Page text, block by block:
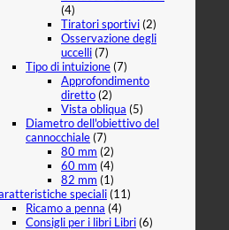
(4)
Tiratori sportivi(2)
Osservazione degli
uccelli(7)
Tipo di intuizione(7)
Approfondimento
diretto(2)
Vista obliqua (5)
Diametro dell'obiettivo del
cannocchiale(7)
80 mm (2)
60 mm (4)
82 mm (1)
speciali(11)
Ricamo a penna (4)
Consigli per i libri Libri(6)